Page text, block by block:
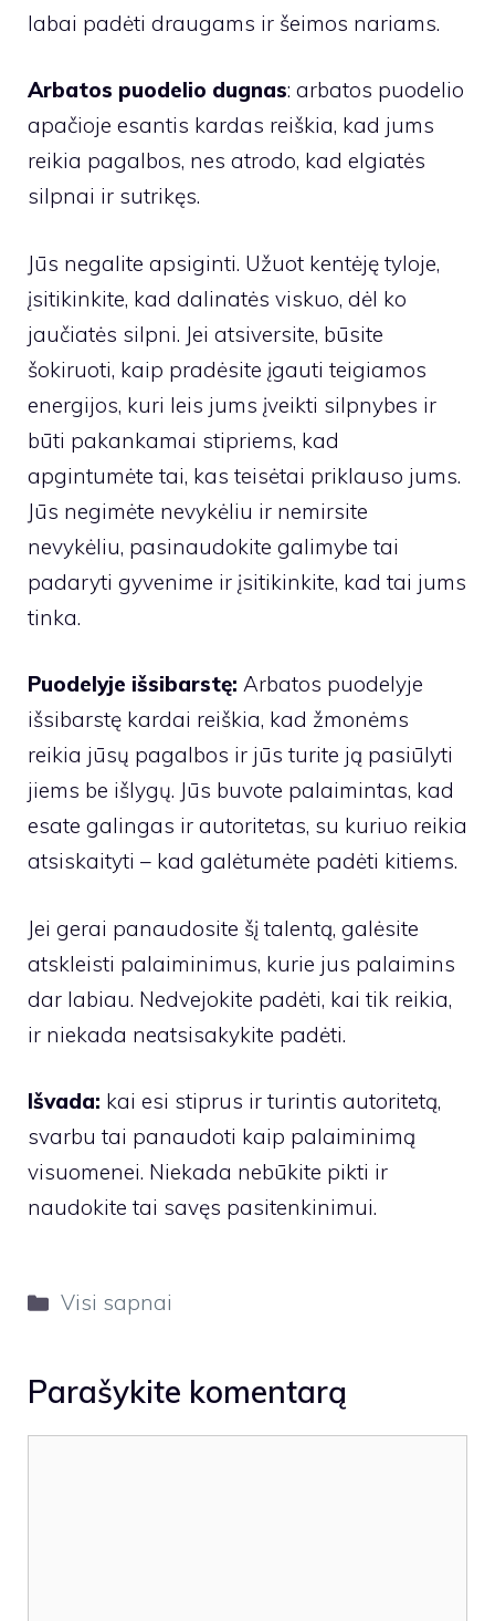
labai padėti draugams ir šeimos nariams.
Arbatos puodelio dugnas: arbatos puodelio
apačioje esantis kardas reiškia, kad jums
reikia pagalbos, nes atrodo, kad elgiatės
silpnai ir sutrikęs.
Jūs negalite apsiginti. Užuot kentėję tyloje,
įsitikinkite, kad dalinatės viskuo, dėl ko
jaučiatės silpni. Jei atsiversite, būsite
šokiruoti, kaip pradėsite įgauti teigiamos
energijos, kuri leis jums įveikti silpnybes ir
būti pakankamai stipriems, kad
apgintumėte tai, kas teisėtai priklauso jums.
Jūs negimėte nevykėliu ir nemirsite
nevykėliu, pasinaudokite galimybe tai
padaryti gyvenime ir įsitikinkite, kad tai jums
tinka.
Puodelyje išsibarstę: Arbatos puodelyje
išsibarstę kardai reiškia, kad žmonėms
reikia jūsų pagalbos ir jūs turite ją pasiūlyti
jiems be išlygų. Jūs buvote palaimintas, kad
esate galingas ir autoritetas, su kuriuo reikia
atsiskaityti – kad galėtumėte padėti kitiems.
Jei gerai panaudosite šį talentą, galėsite
atskleisti palaiminimus, kurie jus palaimins
dar labiau. Nedvejokite padėti, kai tik reikia,
ir niekada neatsisakykite padėti.
Išvada: kai esi stiprus ir turintis autoritetą,
svarbu tai panaudoti kaip palaiminimą
visuomenei. Niekada nebūkite pikti ir
naudokite tai savęs pasitenkinimui.
Kategorijos
Visi sapnai
Parašykite komentarą